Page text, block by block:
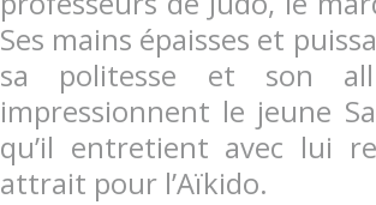
Ses mains épaisses et
sa politesse et son
impressionnent le jeune
qu’il entretient avec lui
attrait pour l’Aïkido.